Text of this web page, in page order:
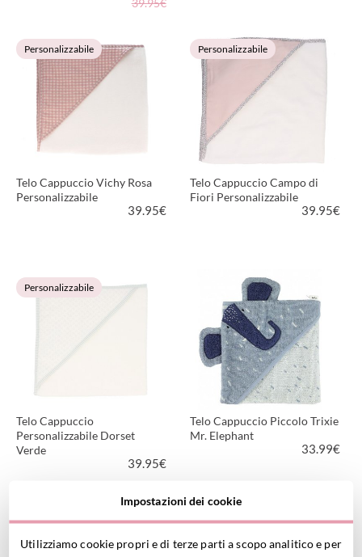
39.95€
VEDI PRODOTTO VEDI PRODOTTO
Personalizzabile
Telo Cappuccio Vichy Rosa
Personalizzabile
39.95€
VEDI PRODOTTO
Personalizzabile
Telo Cappuccio Campo di
Fiori Personalizzabile
39.95€
VEDI PRODOTTO
Personalizzabile
Telo Cappuccio
Personalizzabile Dorset
Verde
39.95€
Telo Cappuccio Piccolo Trixie
Mr. Elephant
33.99€
Impostazioni dei cookie
Utilizziamo cookie propri e di terze parti a scopo analitico e per